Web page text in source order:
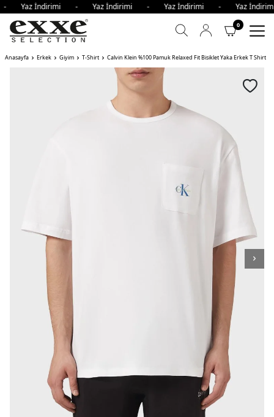
Yaz İndirimi - Yaz İndirimi - Yaz İndirimi - Yaz
0
Anasayfa Erkek Giyim T-Shirt Calvin Klein %100 Pamuk Relaxed Fit Bisiklet Yaka Erkek T Shirt